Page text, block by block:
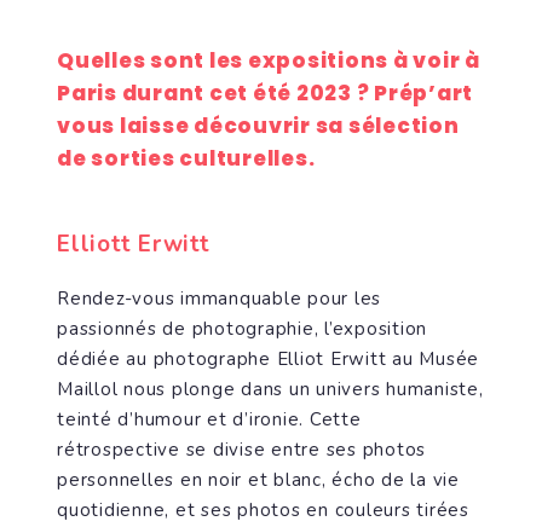
Quelles sont les expositions à voir à
Paris durant cet été 2023 ? Prép’art
vous laisse découvrir sa sélection
de sorties culturelles.
Elliott Erwitt
Rendez-vous immanquable pour les
passionnés de photographie, l’exposition
dédiée au photographe Elliot Erwitt au Musée
Maillol nous plonge dans un univers humaniste,
teinté d’humour et d’ironie. Cette
rétrospective se divise entre ses photos
personnelles en noir et blanc, écho de la vie
quotidienne, et ses photos en couleurs tirées